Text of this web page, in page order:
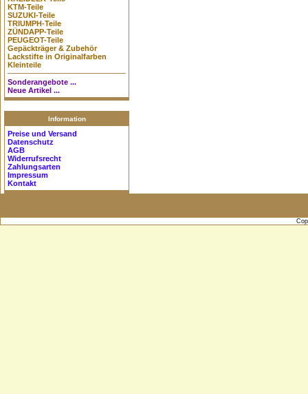
KTM-Teile
SUZUKI-Teile
TRIUMPH-Teile
ZÜNDAPP-Teile
PEUGEOT-Teile
Gepäckträger & Zubehör
Lackstifte in Originalfarben
Kleinteile
Sonderangebote ...
Neue Artikel ...
Information
Preise und Versand
Datenschutz
AGB
Widerrufsrecht
Zahlungsarten
Impressum
Kontakt